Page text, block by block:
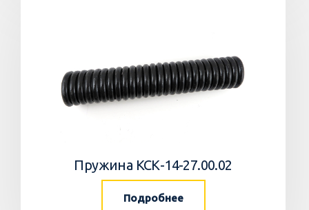
Пружина КСК-14-27.00.02
Подробнее